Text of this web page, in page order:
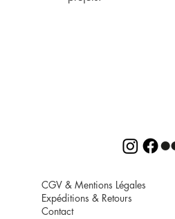
CGV & Mentions Légales
Expéditions & Retours
Contact